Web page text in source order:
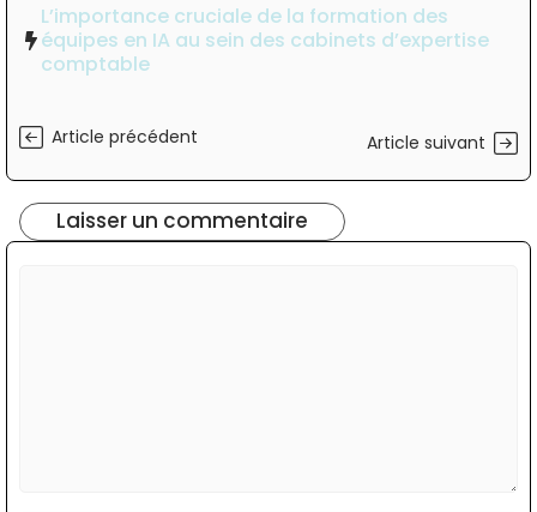
L’importance cruciale de la formation des
équipes en IA au sein des cabinets d’expertise
comptable
Article précédent Article suivant
Laisser un commentaire